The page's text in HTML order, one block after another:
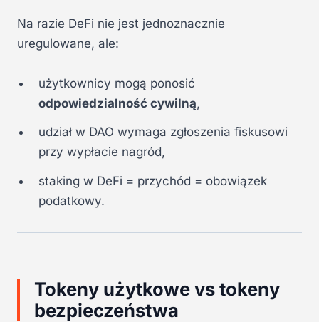
Na razie DeFi nie jest jednoznacznie
uregulowane, ale:
użytkownicy mogą ponosić
odpowiedzialność cywilną,
udział w DAO wymaga zgłoszenia fiskusowi
przy wypłacie nagród,
staking w DeFi = przychód = obowiązek
podatkowy.
Tokeny użytkowe vs tokeny
bezpieczeństwa